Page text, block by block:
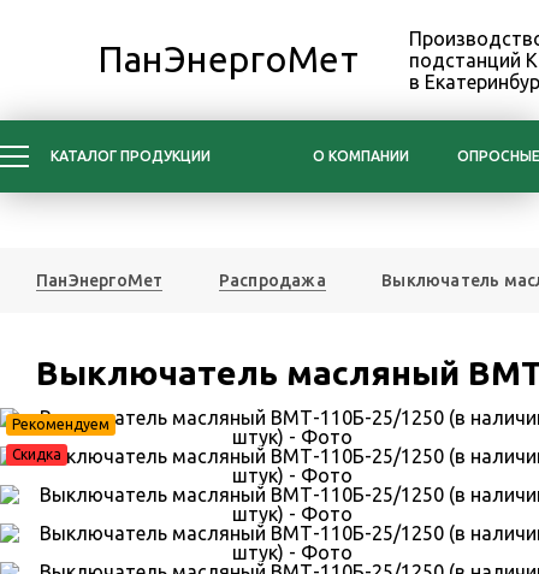
ПанЭнергоМет
подстанций
в
КАТАЛОГ ПРОДУКЦИИ О КОМПАНИИ
ПанЭнергоМет Распродажа Выключатель
Выключатель масляный
Рекомендуем
Скидка